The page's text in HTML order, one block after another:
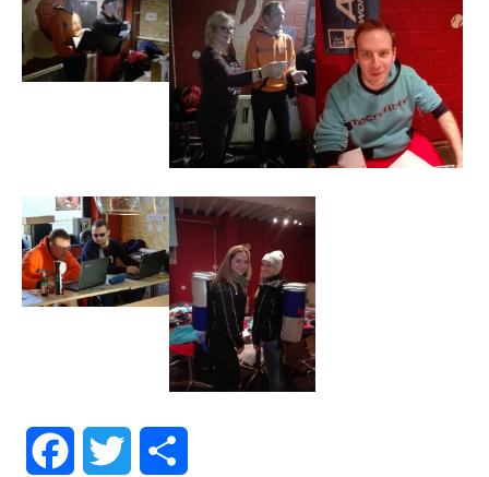
FacebookTwitter